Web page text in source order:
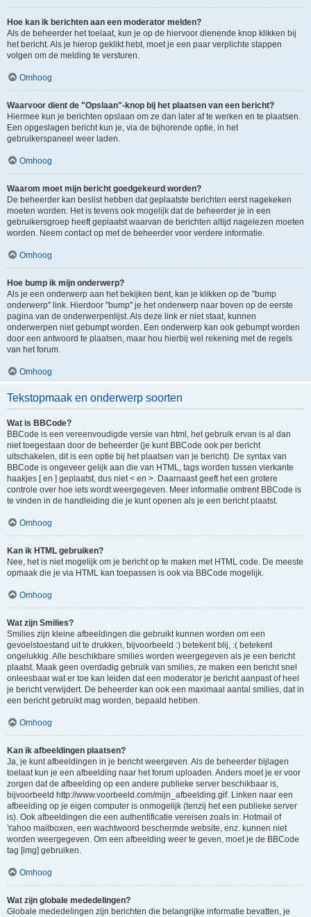
Hoe kan ik berichten aan een moderator melden?
Als de beheerder het toelaat, kun je op de hiervoor dienende knop klikken bij
het bericht. Als je hierop geklikt hebt, moet je een paar verplichte stappen
volgen om de melding te versturen.
Omhoog
Waarvoor dient de "Opslaan"-knop bij het plaatsen van een bericht?
Hiermee kun je berichten opslaan om ze dan later af te werken en te plaatsen.
Een opgeslagen bericht kun je, via de bijhorende optie, in het
gebruikerspaneel weer laden.
Omhoog
Waarom moet mijn bericht goedgekeurd worden?
De beheerder kan beslist hebben dat geplaatste berichten eerst nagekeken
moeten worden. Het is tevens ook mogelijk dat de beheerder je in een
gebruikersgroep heeft geplaatst waarvan de berichten altijd nagelezen moeten
worden. Neem contact op met de beheerder voor verdere informatie.
Omhoog
Hoe bump ik mijn onderwerp?
Als je een onderwerp aan het bekijken bent, kan je klikken op de "bump
onderwerp" link. Hierdoor "bump" je het onderwerp naar boven op de eerste
pagina van de onderwerpenlijst. Als deze link er niet staat, kunnen
onderwerpen niet gebumpt worden. Een onderwerp kan ook gebumpt worden
door een antwoord te plaatsen, maar hou hierbij wel rekening met de regels
van het forum.
Omhoog
Tekstopmaak en onderwerp soorten
Wat is BBCode?
BBCode is een vereenvoudigde versie van html, het gebruik ervan is al dan
niet toegestaan door de beheerder (je kunt BBCode ook per bericht
uitschakelen, dit is een optie bij het plaatsen van je bericht). De syntax van
BBCode is ongeveer gelijk aan die van HTML, tags worden tussen vierkante
haakjes [ en ] geplaatst, dus niet < en >. Daarnaast geeft het een grotere
controle over hoe iets wordt weergegeven. Meer informatie omtrent BBCode is
te vinden in de handleiding die je kunt openen als je een bericht plaatst.
Omhoog
Kan ik HTML gebruiken?
Nee, het is niet mogelijk om je bericht op te maken met HTML code. De meeste
opmaak die je via HTML kan toepassen is ook via BBCode mogelijk.
Omhoog
Wat zijn Smilies?
Smilies zijn kleine afbeeldingen die gebruikt kunnen worden om een
gevoelstoestand uit te drukken, bijvoorbeeld :) betekent blij, :( betekent
ongelukkig. Alle beschikbare smilies worden weergegeven als je een bericht
plaatst. Maak geen overdadig gebruik van smilies, ze maken een bericht snel
onleesbaar wat er toe kan leiden dat een moderator je bericht aanpast of heel
je bericht verwijdert. De beheerder kan ook een maximaal aantal smilies, dat in
een bericht gebruikt mag worden, bepaald hebben.
Omhoog
Kan ik afbeeldingen plaatsen?
Ja, je kunt afbeeldingen in je bericht weergeven. Als de beheerder bijlagen
toelaat kun je een afbeelding naar het forum uploaden. Anders moet je er voor
zorgen dat de afbeelding op een andere publieke server beschikbaar is,
bijvoorbeeld http://www.voorbeeld.com/mijn_afbeelding.gif. Linken naar een
afbeelding op je eigen computer is onmogelijk (tenzij het een publieke server
is). Ook afbeeldingen die een authentificatie vereisen zoals in: Hotmail of
Yahoo mailboxen, een wachtwoord beschermde website, enz. kunnen niet
worden weergegeven. Om een afbeelding weer te geven, moet je de BBCode
tag [img] gebruiken.
Omhoog
Wat zijn globale mededelingen?
Globale mededelingen zijn berichten die belangrijke informatie bevatten, je